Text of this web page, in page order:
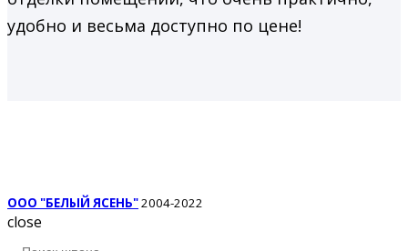
удобно и весьма доступно по цене!
ООО "БЕЛЫЙ ЯСЕНЬ"2004-2022
close